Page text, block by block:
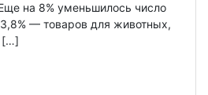
на 8% уменьшилось число
— товаров для животных,
[…]